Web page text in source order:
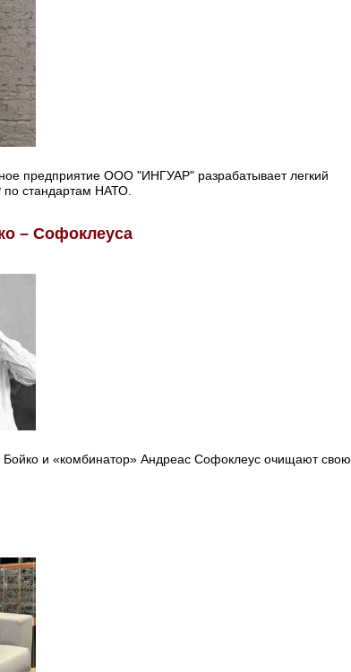
предприятие ООО "ИНГУАР" разрабатывает легкий
по стандартам НАТО.
– Софоклеуса
Бойко и «комбинатор» Андреас Софоклеус очищают свою